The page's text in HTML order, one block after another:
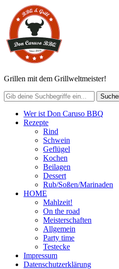
Grillen mit dem Grillweltmeister!
Wer ist Don Caruso BBQ
Rezepte
Rind
Schwein
Geflügel
Kochen
Beilagen
Dessert
Rub/Soßen/Marinaden
HOME
Mahlzeit!
On the road
Meisterschaften
Allgemein
Party time
Testecke
Impressum
Datenschutzerklärung